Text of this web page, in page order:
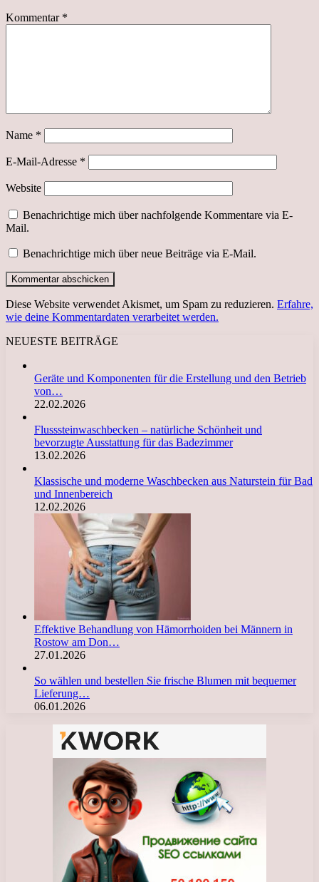
Kommentar *
Name *
E-Mail-Adresse *
Website
Benachrichtige mich über nachfolgende Kommentare via E-
Mail.
Benachrichtige mich über neue Beiträge via E-Mail.
Diese Website verwendet Akismet, um Spam zu reduzieren. Erfahre,
wie deine Kommentardaten verarbeitet werden.
NEUESTE BEITRÄGE
Geräte und Komponenten für die Erstellung und den Betrieb
von…
22.02.2026
Flusssteinwaschbecken – natürliche Schönheit und
bevorzugte Ausstattung für das Badezimmer
13.02.2026
Klassische und moderne Waschbecken aus Naturstein für Bad
und Innenbereich
12.02.2026
Effektive Behandlung von Hämorrhoiden bei Männern in
Rostow am Don…
27.01.2026
So wählen und bestellen Sie frische Blumen mit bequemer
Lieferung…
06.01.2026